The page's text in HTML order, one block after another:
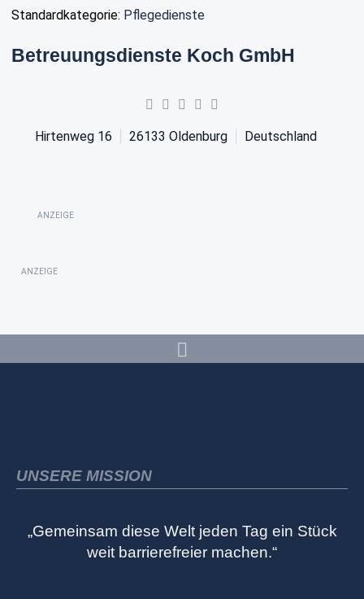
Standardkategorie: Pflegedienste
Betreuungsdienste Koch GmbH
Hirtenweg 16 26133 Oldenburg Deutschland
ANZEIGE
ANZEIGE
UNSERE MISSION
„Gemeinsam diese Welt jeden Tag ein Stück
weit barrierefreier machen.“